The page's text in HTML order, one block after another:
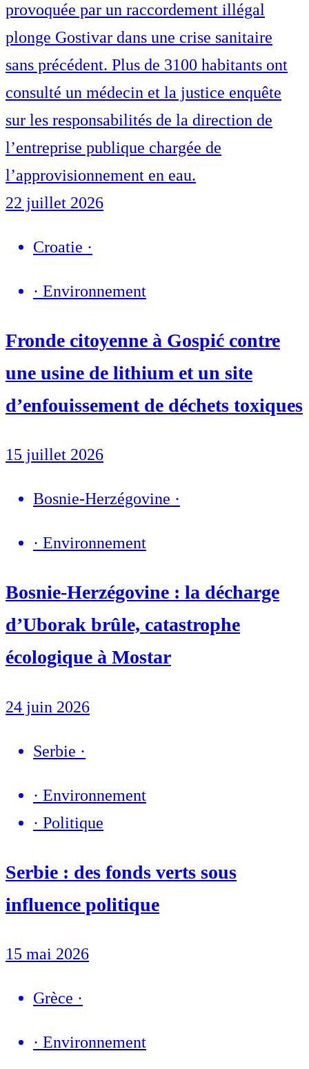
provoquée par un raccordement illégal
plonge Gostivar dans une crise sanitaire
sans précédent. Plus de 3100 habitants ont
consulté un médecin et la justice enquête
sur les responsabilités de la direction de
l’entreprise publique chargée de
l’approvisionnement en eau.
22 juillet 2026
Croatie ·
· Environnement
Fronde citoyenne à Gospić contre
une usine de lithium et un site
d’enfouissement de déchets toxiques
15 juillet 2026
Bosnie-Herzégovine ·
· Environnement
Bosnie-Herzégovine : la décharge
d’Uborak brûle, catastrophe
écologique à Mostar
24 juin 2026
Serbie ·
· Environnement
· Politique
Serbie : des fonds verts sous
influence politique
15 mai 2026
Grèce ·
· Environnement